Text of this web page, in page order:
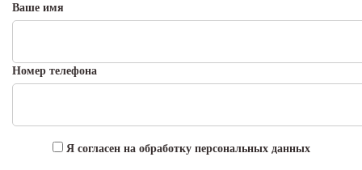
Ваше имя
Номер телефона
Я согласен на обработку персональных данных